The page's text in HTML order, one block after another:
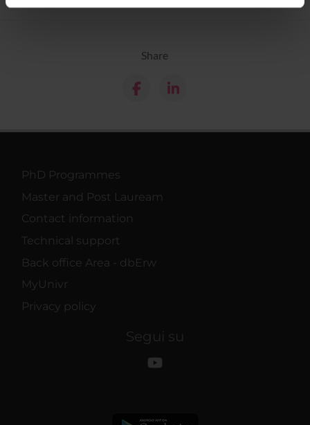
con altre informazioni che hai fornito loro o che hanno
raccolto dal tuo utilizzo dei loro servizi.
Share
PhD Programmes
Master and Post Lauream
Contact information
Technical support
Back office Area - dbErw
MyUnivr
Privacy policy
Segui su